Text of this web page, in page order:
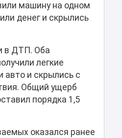
машину на одном
денег и скрылись
в ДТП. Оба
легкие
авто и скрылись с
Общий ущерб
порядка 1,5
оказался ранее